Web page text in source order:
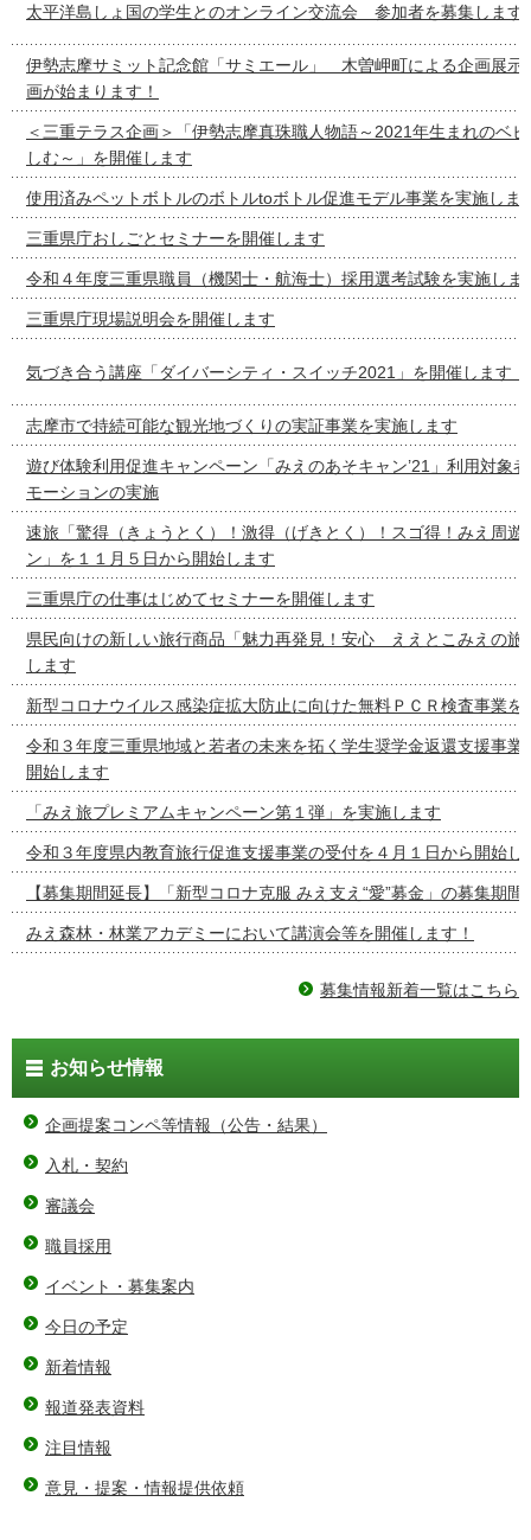
太平洋島しょ国の学生とのオンライン交流会 参加者を募集します
伊勢志摩サミット記念館「サミエール」 木曽岬町による企画展示
画が始まります！
＜三重テラス企画＞「伊勢志摩真珠職人物語～2021年生まれのベ
しむ～」を開催します
使用済みペットボトルのボトルtoボトル促進モデル事業を実施しま
三重県庁おしごとセミナーを開催します
令和４年度三重県職員（機関士・航海士）採用選考試験を実施しま
三重県庁現場説明会を開催します
気づき合う講座「ダイバーシティ・スイッチ2021」を開催します！
志摩市で持続可能な観光地づくりの実証事業を実施します
遊び体験利用促進キャンペーン「みえのあそキャン’21」利用対象
モーションの実施
速旅「驚得（きょうとく）！激得（げきとく）！スゴ得！みえ周遊
ン」を１１月５日から開始します
三重県庁の仕事はじめてセミナーを開催します
県民向けの新しい旅行商品「魅力再発見！安心 ええとこみえの旅
します
新型コロナウイルス感染症拡大防止に向けた無料ＰＣＲ検査事業を
令和３年度三重県地域と若者の未来を拓く学生奨学金返還支援事業
開始します
「みえ旅プレミアムキャンペーン第１弾」を実施します
令和３年度県内教育旅行促進支援事業の受付を４月１日から開始し
【募集期間延長】「新型コロナ克服 みえ支え“愛”募金」の募集期
みえ森林・林業アカデミーにおいて講演会等を開催します！
募集情報新着一覧はこちら
お知らせ情報
企画提案コンペ等情報（公告・結果）
入札・契約
審議会
職員採用
イベント・募集案内
今日の予定
新着情報
報道発表資料
注目情報
意見・提案・情報提供依頼